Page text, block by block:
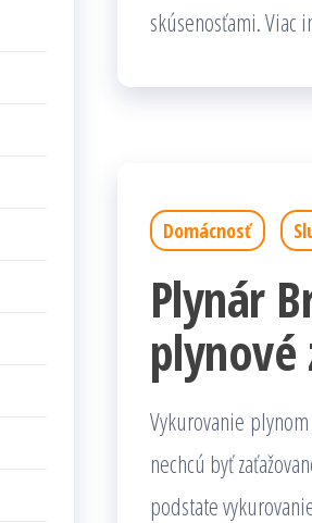
skúsenosťami.
Domácnosť
Plynár
plynové
Vykurovanie
nechcú byť
podstate